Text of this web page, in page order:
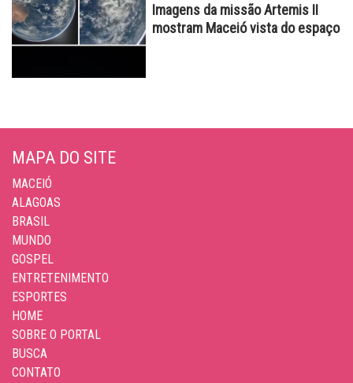
Imagens da missão Artemis II
mostram Maceió vista do espaço
MAPA DO SITE
MACEIÓ
ALAGOAS
BRASIL
MUNDO
GOSPEL
ENTRETENIMENTO
ESPORTES
HOME
SOBRE O PORTAL
BUSCA
CONTATO